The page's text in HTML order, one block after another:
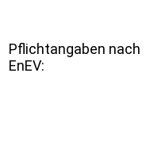
Pflichtangaben nach
EnEV: